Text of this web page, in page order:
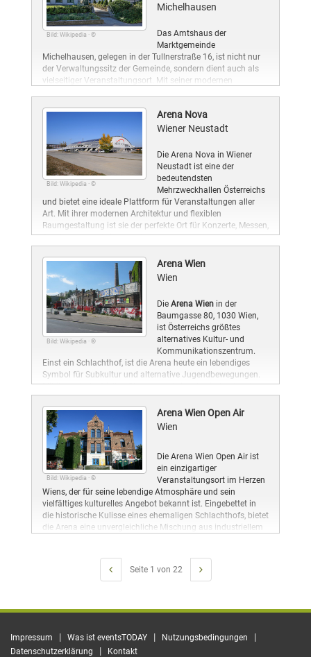
Bild: Wikipedia · ©
Michelhausen
Das Amtshaus der
Marktgemeinde
Michelhausen, gelegen in der Tullnerstraße 16, ist nicht nur
der Verwaltungssitz der Gemeinde, sondern dient auch als
vielseitiger Veranstaltungsort. Mit seiner modernen
Bild: Wikipedia · ©
Arena Nova
Wiener Neustadt
Die Arena Nova in Wiener
Neustadt ist eine der
bedeutendsten
Mehrzweckhallen Österreichs
und bietet eine ideale Plattform für Veranstaltungen aller
Art. Mit ihrer modernen Architektur und flexiblen
Raumgestaltung ist sie der perfekte Ort für Konzerte, Messen,
Sportevents und vieles mehr.
Bild: Wikipedia · ©
Arena Wien
Wien
Die Arena Wien in der
Baumgasse 80, 1030 Wien,
ist Österreichs größtes
alternatives Kultur- und
Kommunikationszentrum.
Einst ein Schlachthof, ist die Arena heute ein lebendiges
Symbol für Subkultur und alternative Jugendbewegungen.
Mit ihrem industriellen Charme und einer beeindruckenden
Geschichte, die bis in die 1970er Jahre zurückreicht, bietet
die Arena eine Bühne für eine Vielzahl kultureller und
sozialer Aktivitäten.
Bild: Wikipedia · ©
Arena Wien Open Air
Wien
Die Arena Wien Open Air ist
ein einzigartiger
Veranstaltungsort im Herzen
Wiens, der für seine lebendige Atmosphäre und sein
vielfältiges kulturelles Angebot bekannt ist. Eingebettet in
die historische Kulisse eines ehemaligen Schlachthofs, bietet
die Arena eine unvergleichliche Mischung aus industriellem
Seite 1 von 22
Impressum | Was ist eventsTODAY | Nutzungsbedingungen |
Datenschutzerklärung | Kontakt